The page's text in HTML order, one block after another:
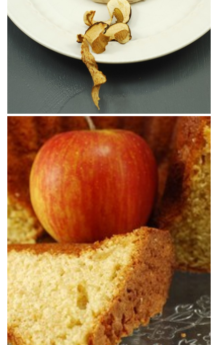
ENSALADA DE FRESAS CON AZAFRÁN &
MIGAS DE TRIGO SARRACENO
El postre de primavera perfecto.
#DESCUBRIENDO SABORES: GANACHE
MONTADO DE CHOCOLATE CON LECHE &
CEPS CON CRUJIENTE DE MENTA